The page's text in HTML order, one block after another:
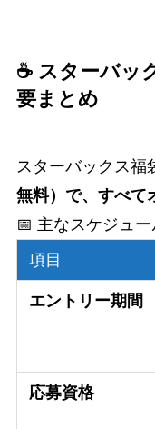
☕ スターバッ
要まとめ
スターバックス福
無料）で、すべて
📅 主なスケジュー
項目
エントリー期間
応募資格